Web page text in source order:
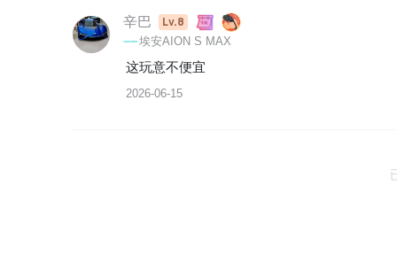
辛巴 Lv.8
埃安AION S MAX
这玩意不便宜
2026-06-15